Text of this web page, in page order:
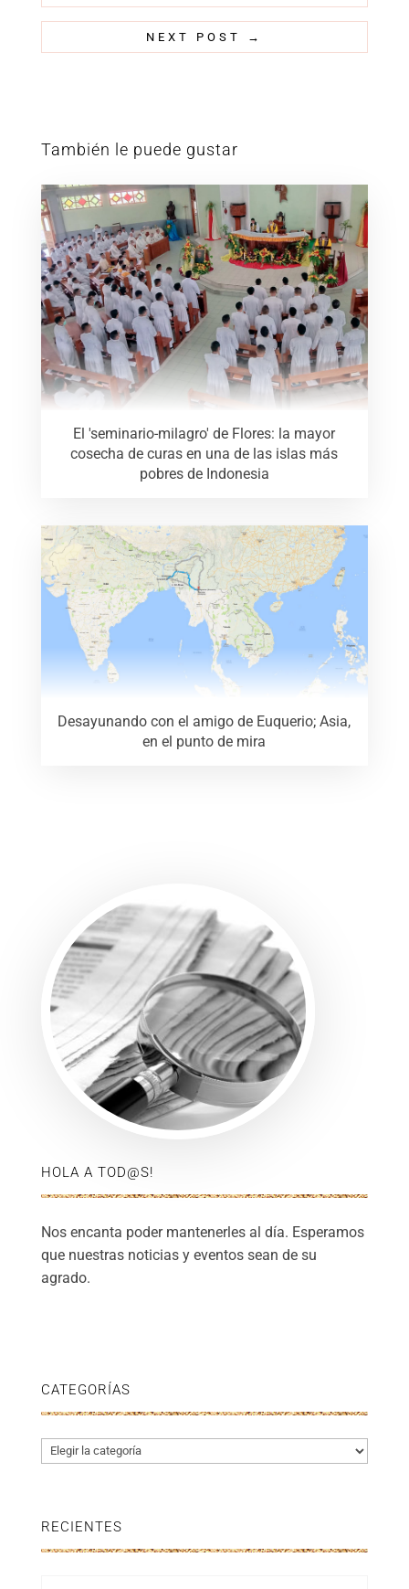
NEXT POST →
También le puede gustar
El 'seminario-milagro' de Flores: la mayor
cosecha de curas en una de las islas más
pobres de Indonesia
Desayunando con el amigo de Euquerio; Asia,
en el punto de mira
HOLA A TOD@S!
Nos encanta poder mantenerles al día. Esperamos
que nuestras noticias y eventos sean de su
agrado.
CATEGORÍAS
Categorías
RECIENTES